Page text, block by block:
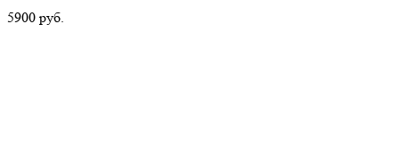
5900 руб.